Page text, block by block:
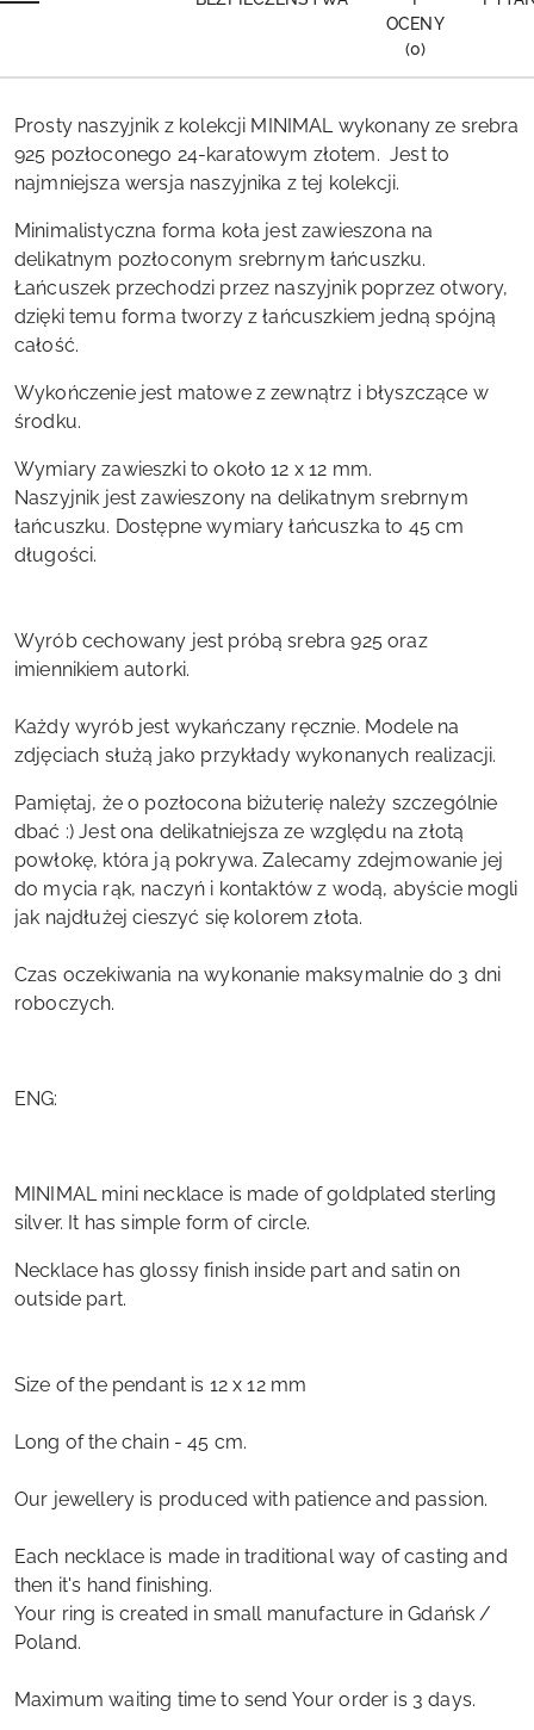
OCENY
(0)
Prosty naszyjnik z kolekcji MINIMAL wykonany ze srebra
925 pozłoconego 24-karatowym złotem. Jest to
najmniejsza wersja naszyjnika z tej kolekcji.
Minimalistyczna forma koła jest zawieszona na
delikatnym pozłoconym srebrnym łańcuszku.
Łańcuszek przechodzi przez naszyjnik poprzez otwory,
dzięki temu forma tworzy z łańcuszkiem jedną spójną
całość.
Wykończenie jest matowe z zewnątrz i błyszczące w
środku.
Wymiary zawieszki to około 12 x 12 mm.
Naszyjnik jest zawieszony na delikatnym srebrnym
łańcuszku. Dostępne wymiary łańcuszka to 45 cm
długości.
Wyrób cechowany jest próbą srebra 925 oraz
imiennikiem autorki.
Każdy wyrób jest wykańczany ręcznie. Modele na
zdjęciach służą jako przykłady wykonanych realizacji.
Pamiętaj, że o pozłocona biżuterię należy szczególnie
dbać :) Jest ona delikatniejsza ze względu na złotą
powłokę, która ją pokrywa. Zalecamy zdejmowanie jej
do mycia rąk, naczyń i kontaktów z wodą, abyście mogli
jak najdłużej cieszyć się kolorem złota.
Czas oczekiwania na wykonanie maksymalnie do 3 dni
roboczych.
ENG:
MINIMAL mini necklace is made of goldplated sterling
silver. It has simple form of circle.
Necklace has glossy finish inside part and satin on
outside part.
Size of the pendant is 12 x 12 mm
Long of the chain - 45 cm.
Our jewellery is produced with patience and passion.
Each necklace is made in traditional way of casting and
then it's hand finishing.
Your ring is created in small manufacture in Gdańsk /
Poland.
Maximum waiting time to send Your order is 3 days.